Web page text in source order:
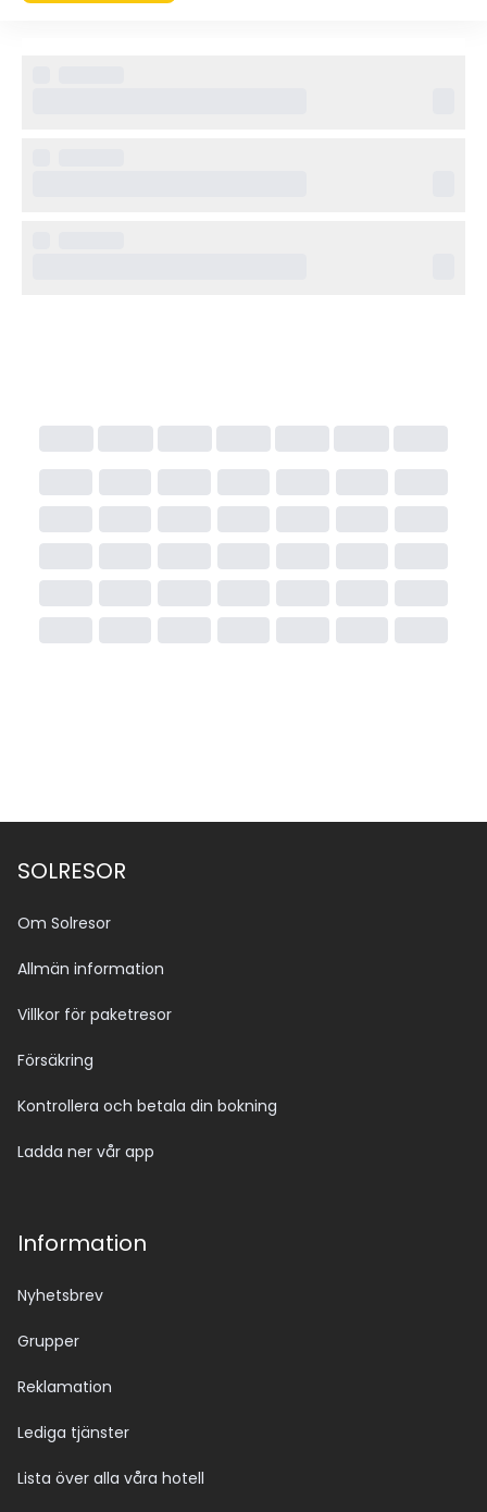
SOLRESOR
Om Solresor
Allmän information
Villkor för paketresor
Försäkring
Kontrollera och betala din bokning
Ladda ner vår app
Information
Nyhetsbrev
Grupper
Reklamation
Lediga tjänster
Lista över alla våra hotell